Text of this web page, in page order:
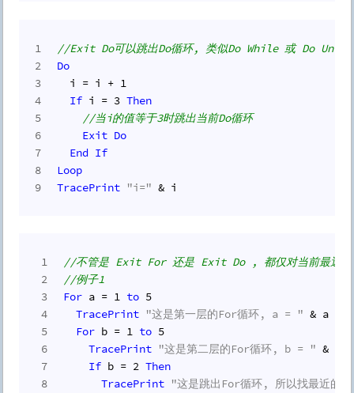
1
2
3
4
5
6
7
8
9
//Exit Do可以跳出Do循环, 类似Do While 或 Do Until
Do
  i = i +
1
If i = 3 Then
//当i的值等于3时跳出当前Do循环
Exit Do
End If
Loop
TracePrint "i=" & i
1
2
3
4
5
6
7
8
//不管是 Exit For 还是 Exit Do , 都仅对当前最近的
//例子1
For a = 1 to 5
TracePrint "这是第一层的For循环, a = " & a
For b = 1 to 5
TracePrint "这是第二层的For循环, b = " & b
If b = 2 Then
TracePrint "这是跳出For循环, 所以找最近的